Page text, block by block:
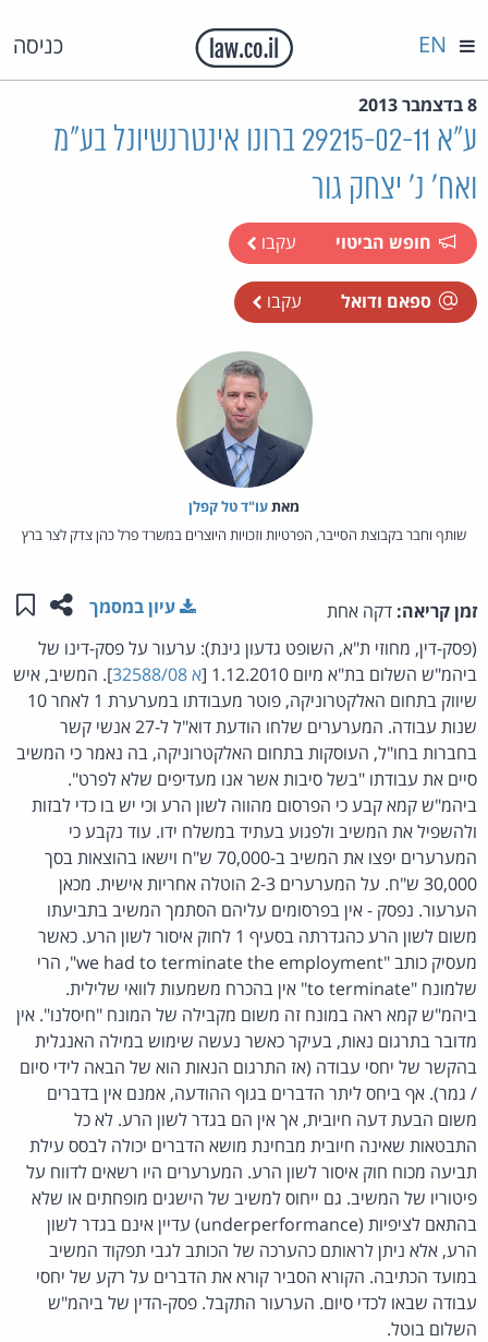
כניסה EN
8 בדצמבר 2013
ע"א 29215-02-11 ברונו אינטרנשיונל בע"מ
ואח' נ' יצחק גור
חופש הביטוי עקבו
ספאם ודואל עקבו
מאת‏עו"ד טל קפלן
שותף וחבר בקבוצת הסייבר, הפרטיות וזכויות היוצרים במשרד פרל כהן צדק לצר ברץ
זמן קריאה: דקה אחת שתפו
עיון במסמך
(פסק-דין, מחוזי ת"א, השופט גדעון גינת): ערעור על פסק-דינו של
ביהמ"ש השלום בת"א מיום 1.12.2010 [
א 32588/08
]. המשיב, איש
שיווק בתחום האלקטרוניקה, פוטר מעבודתו במערערת 1 לאחר 10
שנות עבודה. המערערים שלחו הודעת דוא"ל ל-27 אנשי קשר
בחברות בחו"ל, העוסקות בתחום האלקטרוניקה, בה נאמר כי המשיב
סיים את עבודתו "בשל סיבות אשר אנו מעדיפים שלא לפרט".
ביהמ"ש קמא קבע כי הפרסום מהווה לשון הרע וכי יש בו כדי לבזות
ולהשפיל את המשיב ולפגוע בעתיד במשלח ידו. עוד נקבע כי
המערערים יפצו את המשיב ב-70,000 ש"ח וישאו בהוצאות בסך
30,000 ש"ח. על המערערים 2-3 הוטלה אחריות אישית. מכאן
הערעור. נפסק - אין בפרסומים עליהם הסתמך המשיב בתביעתו
משום לשון הרע כהגדרתה בסעיף 1 לחוק איסור לשון הרע. כאשר
מעסיק כותב "we had to terminate the employment", הרי
שלמונח "to terminate" אין בהכרח משמעות לוואי שלילית.
ביהמ"ש קמא ראה במונח זה משום מקבילה של המונח "חיסלנו". אין
מדובר בתרגום נאות, בעיקר כאשר נעשה שימוש במילה האנגלית
בהקשר של יחסי עבודה (אז התרגום הנאות הוא של הבאה לידי סיום
/ גמר). אף ביחס ליתר הדברים בגוף ההודעה, אמנם אין בדברים
משום הבעת דעה חיובית, אך אין הם בגדר לשון הרע. לא כל
התבטאות שאינה חיובית מבחינת מושא הדברים יכולה לבסס עילת
תביעה מכוח חוק איסור לשון הרע. המערערים היו רשאים לדווח על
פיטוריו של המשיב. גם ייחוס למשיב של הישגים מופחתים או שלא
בהתאם לציפיות (underperformance) עדיין אינם בגדר לשון
הרע, אלא ניתן לראותם כהערכה של הכותב לגבי תפקוד המשיב
במועד הכתיבה. הקורא הסביר קורא את הדברים על רקע של יחסי
עבודה שבאו לכדי סיום. הערעור התקבל. פסק-הדין של ביהמ"ש
השלום בוטל.